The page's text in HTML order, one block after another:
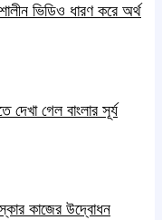
ভিডিও ধারণ করে অর্থ
দেখা গেল বাংলার সূর্য
কাজের উদ্বোধন